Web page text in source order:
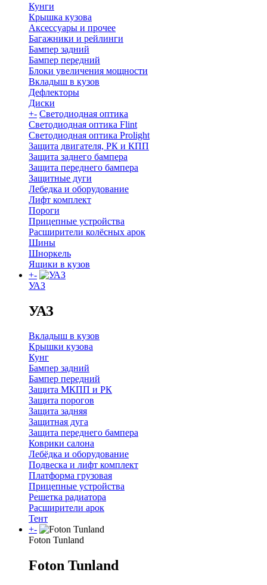
Кунги
Крышка кузова
Аксессуары и прочее
Багажники и рейлинги
Бампер задний
Бампер передний
Блоки увеличения мощности
Вкладыш в кузов
Дефлекторы
Диски
+- Светодиодная оптика
Светодиодная оптика Flint
Светодиодная оптика Prolight
Защита двигателя, РК и КПП
Защита заднего бампера
Защита переднего бампера
Защитные дуги
Лебедка и оборудование
Лифт комплект
Пороги
Прицепные устройства
Расширители колёсных арок
Шины
Шноркель
Ящики в кузов
+-
УАЗ
УАЗ
Вкладыш в кузов
Крышки кузова
Кунг
Бампер задний
Бампер передний
Защита МКПП и РК
Защита порогов
Защита задняя
Защитная дуга
Защита переднего бампера
Коврики салона
Лебёдка и оборудование
Подвеска и лифт комплект
Платформа грузовая
Прицепные устройства
Решетка радиатора
Расширители арок
Тент
+-
Foton Tunland
Foton Tunland